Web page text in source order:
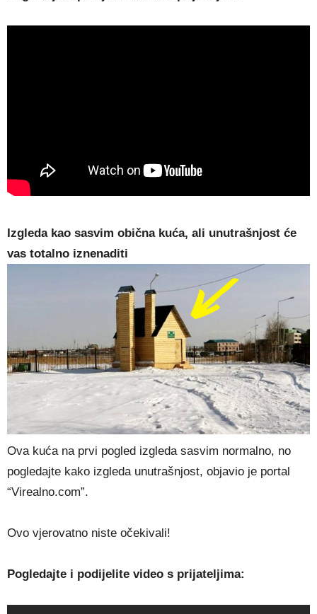
Izgleda kao sasvim obična kuća, ali unutrašnjost će
vas totalno iznenaditi
Ova kuća na prvi pogled izgleda sasvim normalno, no
pogledajte kako izgleda unutrašnjost, objavio je portal
“Virealno.com”.
Ovo vjerovatno niste očekivali!
Pogledajte i podijelite video s prijateljima: